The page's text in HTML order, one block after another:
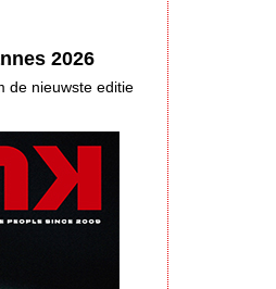
2026
de nieuwste editie